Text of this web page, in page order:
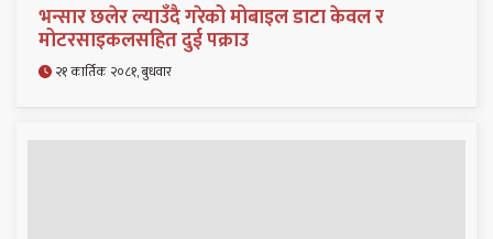
भन्सार छलेर ल्याउँदै गरेको मोबाइल डाटा केवल र
मोटरसाइकलसहित दुई पक्राउ
२१ कार्तिक २०८१, बुधवार